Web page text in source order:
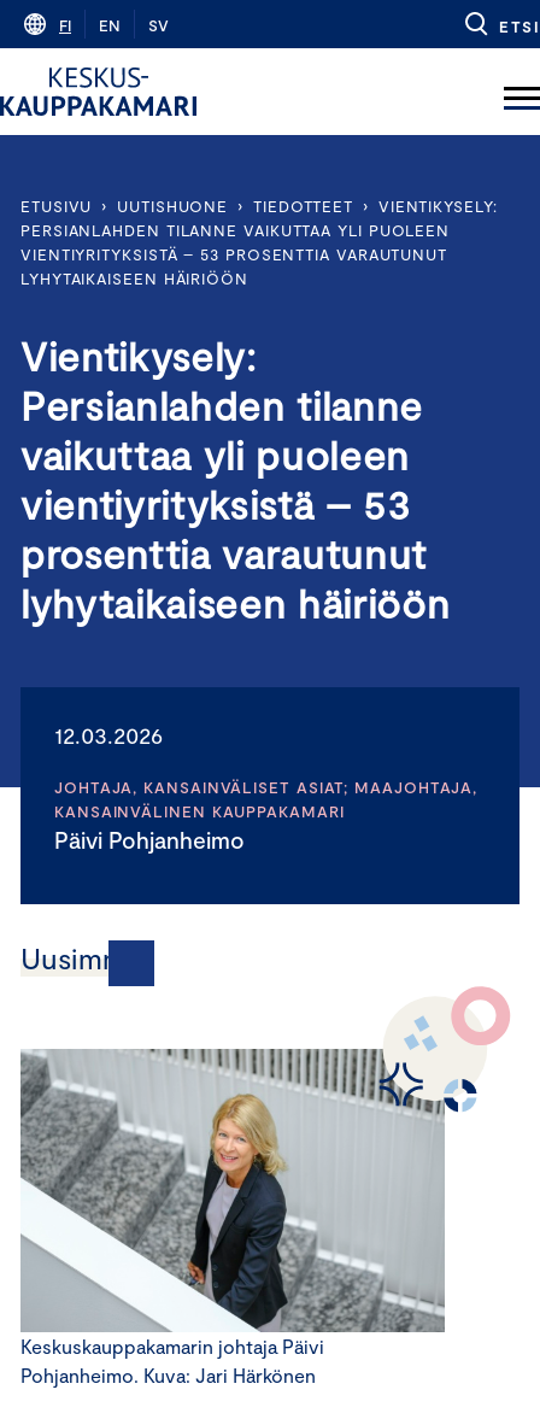
Skip
content
FI EN SV ETSI
ETUSIVU › UUTISHUONE › TIEDOTTEET › VIENTIKYSELY:
PERSIANLAHDEN TILANNE VAIKUTTAA YLI PUOLEEN
VIENTIYRITYKSISTÄ – 53 PROSENTTIA VARAUTUNUT
LYHYTAIKAISEEN HÄIRIÖÖN
Vientikysely:
Persianlahden tilanne
vaikuttaa yli puoleen
vientiyrityksistä – 53
prosenttia varautunut
lyhytaikaiseen häiriöön
12.03.2026
JOHTAJA, KANSAINVÄLISET ASIAT; MAAJOHTAJA,
KANSAINVÄLINEN KAUPPAKAMARI
Päivi Pohjanheimo
Uusimmat
Keskuskauppakamarin johtaja Päivi
Pohjanheimo. Kuva: Jari Härkönen